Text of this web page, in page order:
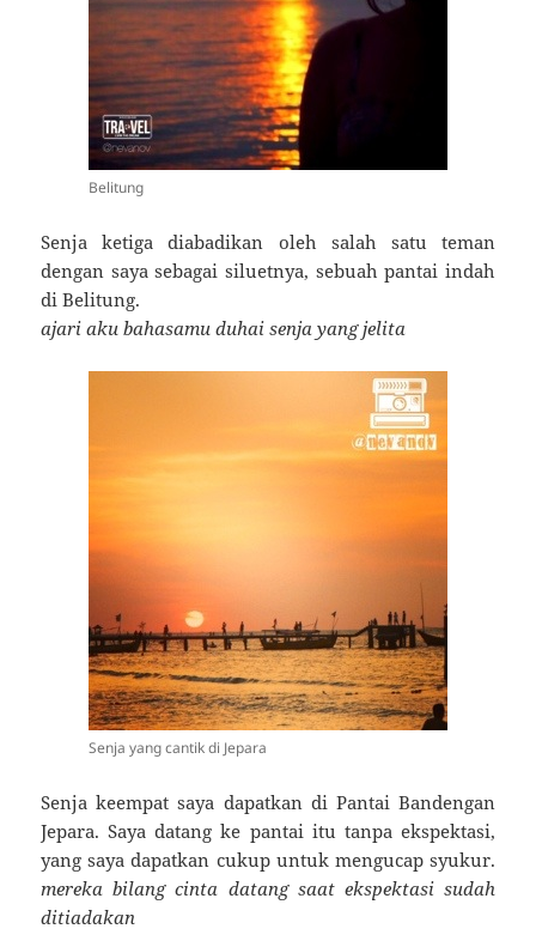
Belitung
Senja ketiga diabadikan oleh salah satu teman
dengan saya sebagai siluetnya, sebuah pantai indah
di Belitung.
ajari aku bahasamu duhai senja yang jelita
Senja yang cantik di Jepara
Senja keempat saya dapatkan di Pantai Bandengan
Jepara. Saya datang ke pantai itu tanpa ekspektasi,
yang saya dapatkan cukup untuk mengucap syukur.
mereka bilang cinta datang saat ekspektasi sudah
ditiadakan